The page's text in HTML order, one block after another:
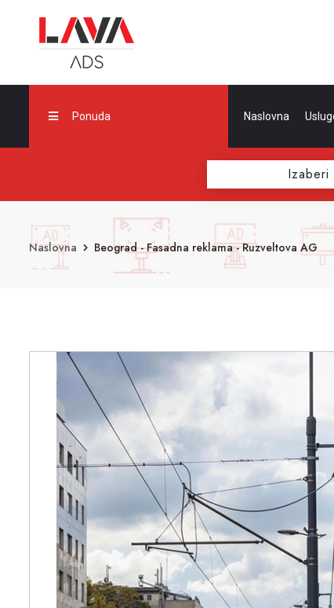
Ponuda Naslovna
Izaberi
Naslovna Beograd - Fasadna reklama - Ruzveltova AG